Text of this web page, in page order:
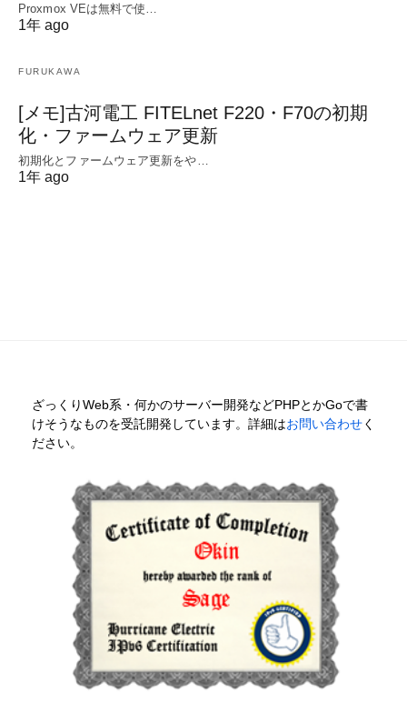
Proxmox VEは無料で使…
1年 ago
FURUKAWA
[メモ]古河電工 FITELnet F220・F70の初期
化・ファームウェア更新
初期化とファームウェア更新をや…
1年 ago
ざっくりWeb系・何かのサーバー開発などPHPとかGoで書
けそうなものを受託開発しています。詳細はお問い合わせく
ださい。